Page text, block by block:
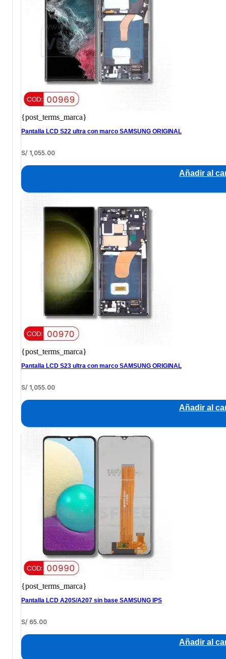
{post_terms_marca}
Pantalla LCD S22 ultra con marco SAMSUNG ORIGINAL
S/ 1,055.00
Añadir al
{post_terms_marca}
Pantalla LCD S23 ultra con marco SAMSUNG ORIGINAL
S/ 1,055.00
Añadir al
{post_terms_marca}
Pantalla LCD A20S/A207 sin base SAMSUNG IPS
S/ 65.00
Añadir al